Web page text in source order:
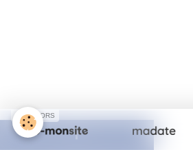
SPONSORS